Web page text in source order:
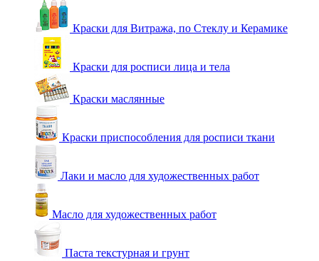
Краски для Витража, по Стеклу и Керамике
Краски для росписи лица и тела
Краски маслянные
Краски приспособления для росписи ткани
Лаки и масло для художественных работ
Масло для художественных работ
Паста текстурная и грунт